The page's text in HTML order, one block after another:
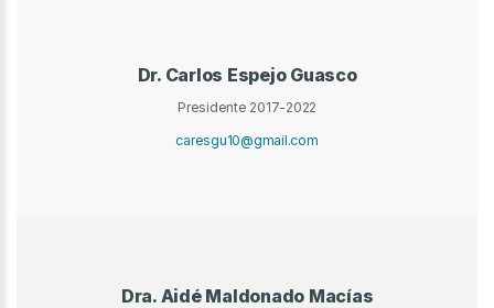
Dr. Carlos Espejo Guasco
Presidente 2017-2022
caresgu10@gmail.com
Dra. Aidé Maldonado Macías